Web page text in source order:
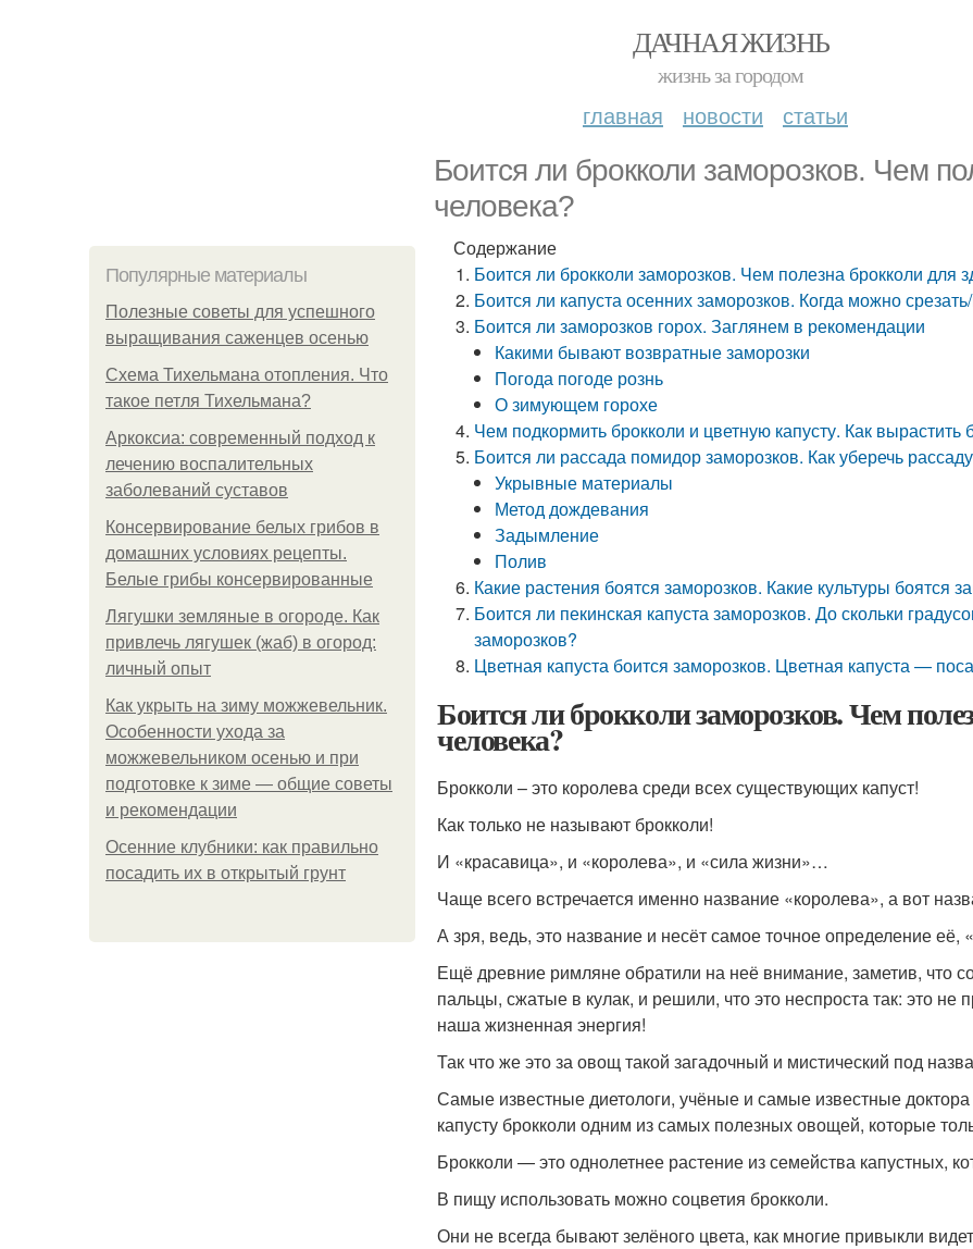
ДАЧНАЯ ЖИЗНЬ
жизнь за городом
главная новости статьи
Боится ли брокколи заморозков. Чем
человека?
Популярные материалы
Полезные советы для успешного
выращивания саженцев осенью
Схема Тихельмана отопления. Что
такое петля Тихельмана?
Аркоксиа: современный подход к
лечению воспалительных
заболеваний суставов
Консервирование белых грибов в
домашних условиях рецепты.
Белые грибы консервированные
Лягушки земляные в огороде. Как
привлечь лягушек (жаб) в огород:
личный опыт
Как укрыть на зиму можжевельник.
Особенности ухода за
можжевельником осенью и при
подготовке к зиме — общие советы
и рекомендации
Осенние клубники: как правильно
посадить их в открытый грунт
Содержание
Боится ли брокколи заморозков. Чем полезна брокколи для
Боится ли капуста осенних заморозков. Когда можно
Боится ли заморозков горох. Заглянем в рекомендации
Какими бывают возвратные заморозки
Погода погоде рознь
О зимующем горохе
Чем подкормить брокколи и цветную капусту. Как вырастить
Боится ли рассада помидор заморозков. Как уберечь
Укрывные материалы
Метод дождевания
Задымление
Полив
Какие растения боятся заморозков. Какие культуры боятся
Боится ли пекинская капуста заморозков. До скольки
заморозков?
Цветная капуста боится заморозков. Цветная капуста —
Боится ли брокколи заморозков. Чем
человека?
Брокколи – это королева среди всех существующих капуст!
Как только не называют брокколи!
И «красавица», и «королева», и «сила жизни»…
Чаще всего встречается именно название «королева», а вот
А зря, ведь, это название и несёт самое точное определение её,
Ещё древние римляне обратили на неё внимание, заметив, что
пальцы, сжатые в кулак, и решили, что это неспроста так: это
наша жизненная энергия!
Так что же это за овощ такой загадочный и мистический под
Самые известные диетологи, учёные и самые известные
капусту брокколи одним из самых полезных овощей, которые
Брокколи — это однолетнее растение из семейства капустных,
В пищу использовать можно соцветия брокколи.
Они не всегда бывают зелёного цвета, как многие привыкли